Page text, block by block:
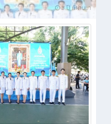
3 ปี ที่ผ่านมา